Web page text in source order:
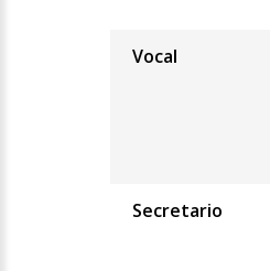
Vocal
Secretario